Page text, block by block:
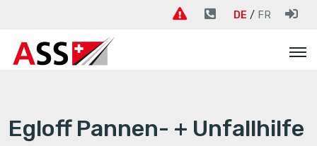
DE FR
Egloff Pannen- + Unfallhilfe